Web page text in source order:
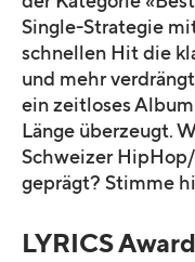
Single-Strategie
schnellen Hit die
und mehr
ein zeitloses
Länge überzeugt.
Schweizer
geprägt? Stimme
LYRICS